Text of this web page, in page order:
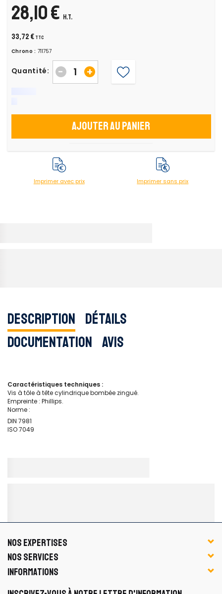
28,10 € H.T.
33,72 € TTC
Chrono : 711757
Quantité: +
-
Ajouter au panier
Imprimer avec prix Imprimer sans prix
Description Détails
Documentation Avis
Caractéristiques techniques :
Vis à tôle à tête cylindrique bombée zingué.
Empreinte : Phillips.
Norme :
DIN 7981
ISO 7049
NOS EXPERTISES
NOS SERVICES
INFORMATIONS